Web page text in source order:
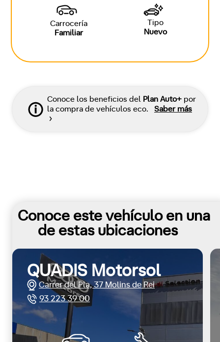
Carrocería
Familiar
Tipo
Nuevo
Conoce los beneficios del Plan Auto+ por
la compra de vehículos eco.
Saber más
Conoce este vehículo en una
de estas ubicaciones
QUADIS Motorsol
Carrer del Pla, 37 Molins de Rei
93 223 39 00